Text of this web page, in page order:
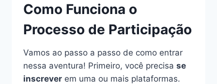
Como Funciona o
Processo de Participação
Vamos ao passo a passo de como entrar
nessa aventura! Primeiro, você precisa se
inscrever em uma ou mais plataformas.